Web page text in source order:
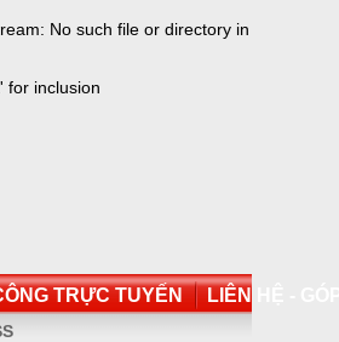
No such file or directory in
for inclusion
TRỰC TUYẾN LIÊN HỆ -